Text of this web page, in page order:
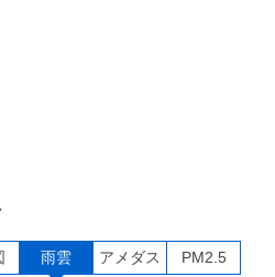
雨雲 アメダス PM2.5